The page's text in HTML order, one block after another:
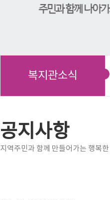
복지관소식
공지사항
지역주민과 함께 만들어가는 행복한